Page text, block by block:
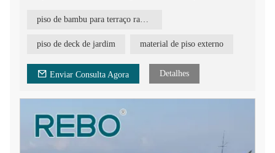
identificada de qual lado está na superfície.
para pisos externos, feito de fibras de bambu comprimidas.
durável e forte.
Piso de bambu de alta densidade e boa qualidade para
piso de bambu para terraço ranhurado
piso de deck de jardim material de piso externo
Enviar Consulta Agora Detalhes